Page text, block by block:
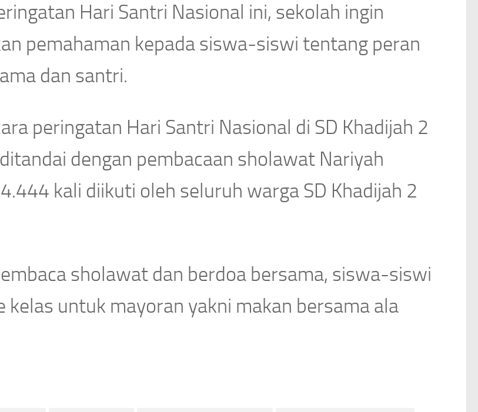
Hari Santri Nasional ini, sekolah ingin
pemahaman kepada siswa-siswi tentang peran
dan santri.
peringatan Hari Santri Nasional di SD Khadijah 2
dengan pembacaan sholawat Nariyah
kali diikuti oleh seluruh warga SD Khadijah 2
sholawat dan berdoa bersama, siswa-siswi
kelas untuk mayoran yakni makan bersama ala